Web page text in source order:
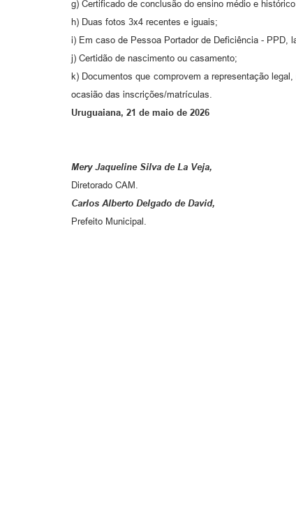
g) Certificado de conclusão do ensino médio e
h) Duas fotos 3x4 recentes e iguais;
i) Em caso de Pessoa Portador de Deficiência - PPD,
j) Certidão de nascimento ou casamento;
k) Documentos que comprovem a representação
ocasião das inscrições/matrículas.
Uruguaiana, 21 de maio de 2026
Mery Jaqueline Silva de La Veja,
Diretorado CAM.
Carlos Alberto Delgado de David,
Prefeito Municipal.